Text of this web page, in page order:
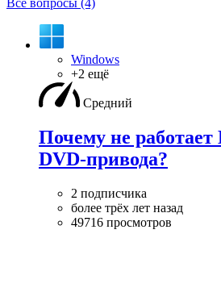
Все вопросы (4)
Windows
+2 ещё
Средний
Почему не работает
DVD-привода?
2 подписчика
более трёх лет назад
49716 просмотров